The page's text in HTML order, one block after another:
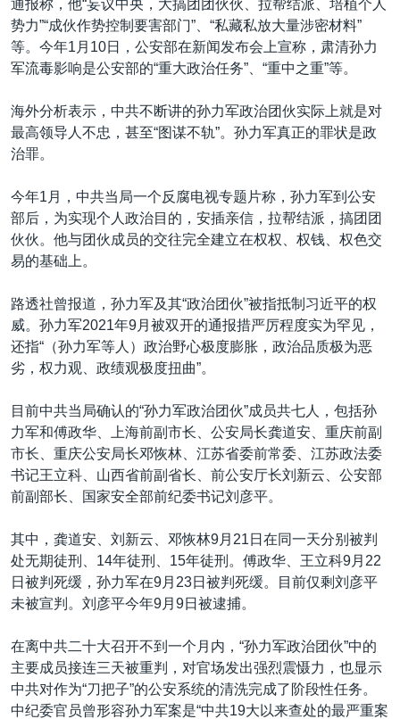
通报称，他“妄议中央，大搞团团伙伙、拉帮结派、培植个人
势力”“成伙作势控制要害部门”、“私藏私放大量涉密材料”
等。今年1月10日，公安部在新闻发布会上宣称，肃清孙力
军流毒影响是公安部的“重大政治任务”、“重中之重”等。
海外分析表示，中共不断讲的孙力军政治团伙实际上就是对
最高领导人不忠，甚至“图谋不轨”。孙力军真正的罪状是政
治罪。
今年1月，中共当局一个反腐电视专题片称，孙力军到公安
部后，为实现个人政治目的，安插亲信，拉帮结派，搞团团
伙伙。他与团伙成员的交往完全建立在权权、权钱、权色交
易的基础上。
路透社曾报道，孙力军及其“政治团伙”被指抵制习近平的权
威。孙力军2021年9月被双开的通报措严厉程度实为罕见，
还指“（孙力军等人）政治野心极度膨胀，政治品质极为恶
劣，权力观、政绩观极度扭曲”。
目前中共当局确认的“孙力军政治团伙”成员共七人，包括孙
力军和傅政华、上海前副市长、公安局长龚道安、重庆前副
市长、重庆公安局长邓恢林、江苏省委前常委、江苏政法委
书记王立科、山西省前副省长、前公安厅长刘新云、公安部
前副部长、国家安全部前纪委书记刘彦平。
其中，龚道安、刘新云、邓恢林9月21日在同一天分别被判
处无期徒刑、14年徒刑、15年徒刑。傅政华、王立科9月22
日被判死缓，孙力军在9月23日被判死缓。目前仅剩刘彦平
未被宣判。刘彦平今年9月9日被逮捕。
在离中共二十大召开不到一个月内，“孙力军政治团伙”中的
主要成员接连三天被重判，对官场发出强烈震慑力，也显示
中共对作为“刀把子”的公安系统的清洗完成了阶段性任务。
中纪委官员曾形容孙力军案是“中共19大以来查处的最严重案